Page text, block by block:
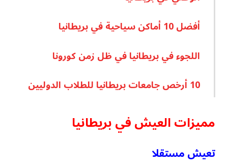
أفضل 10 أماكن سياحية في بريطانيا
اللجوء في بريطانيا في ظل زمن كورونا
10 أرخص جامعات بريطانيا للطلاب الدوليين
مميزات العيش في بريطانيا
تعيش مستقلا